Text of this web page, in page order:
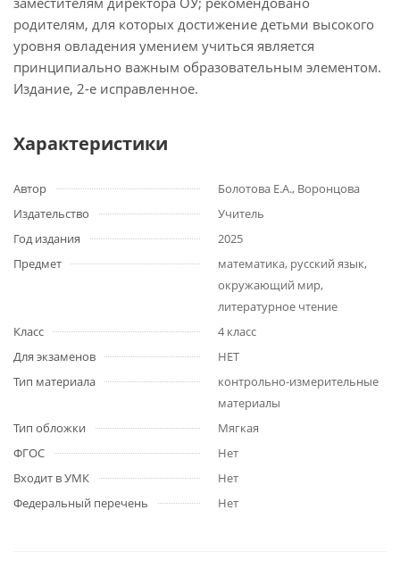
родителям, для которых достижение детьми высокого
уровня овладения умением учиться является
принципиально важным образовательным элементом.
Издание, 2-е исправленное.
Характеристики
Автор
Болотова Е.А., Воронцова
Издательство
Учитель
Год издания
2025
Предмет
математика, русский язык,
окружающий мир,
литературное чтение
Класс
4 класс
Для экзаменов
НЕТ
Тип материала
контрольно-измерительные
материалы
Тип обложки
Мягкая
ФГОС
Нет
Входит в УМК
Нет
Федеральный перечень
Нет